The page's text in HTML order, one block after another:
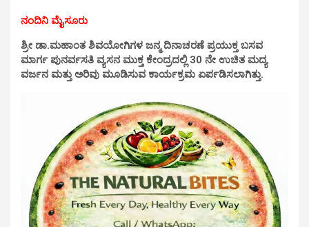
h
at
s
A
a
ce
b
o
k
er
Li
n
k
e
ನಂದಿನಿ ಮೈಸೂರು
ಶ್ರೀ ಡಾ.ಮಹಾಂತ ಶಿವಯೋಗಿಗಳ ಜನ್ಮ ದಿನಾಚರಣೆ ಪ್ರಯುಕ್ತ ಬಸವ
ಮಾರ್ಗ ಪುನರ್ವಸತಿ ವ್ಯಸನ ಮುಕ್ತ ಕೇಂದ್ರದಲ್ಲಿ 30 ನೇ ಉಚಿತ ಮದ್ಯ
ವರ್ಜನ ಮತ್ತು ಅರಿವು ಮೂಡಿಸುವ ಕಾರ್ಯಕ್ರಮ ಏರ್ಪಡಿಸಲಾಗಿತ್ತು.